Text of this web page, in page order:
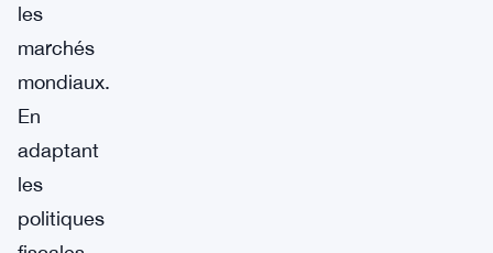
les
marchés
mondiaux.
En
adaptant
les
politiques